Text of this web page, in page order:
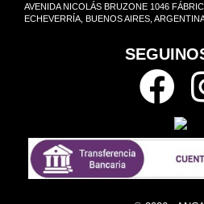
AVENIDA NICOLÁS BRUZONE 1046
ECHEVERRÍA, BUENOS AIRES,